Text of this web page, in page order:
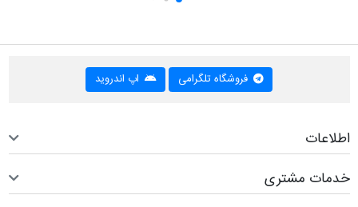
فروشگاه تلگرامی اپ اندروید
اطلاعات
خدمات مشتری